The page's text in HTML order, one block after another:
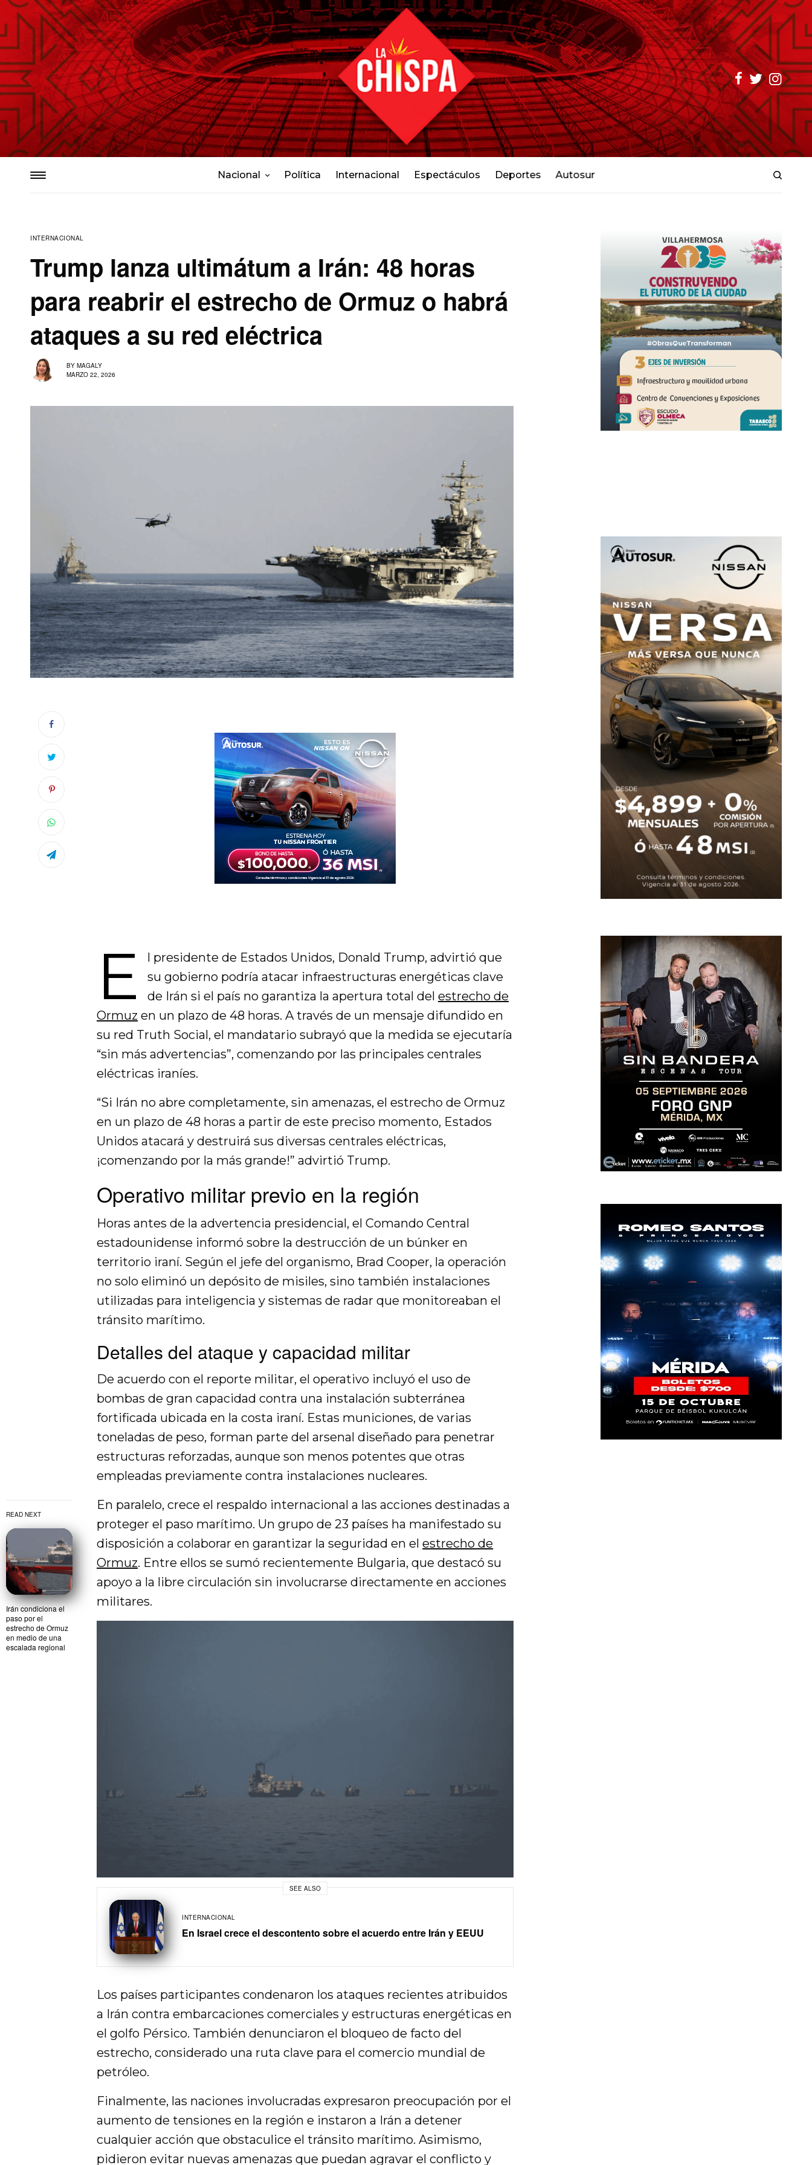
Nacional Política Internacional Espectáculos Deportes Autosur
INTERNACIONAL
Trump lanza ultimátum a Irán: 48 horas
para reabrir el estrecho de Ormuz o habrá
ataques a su red eléctrica
BY MAGALY
MARZO 22, 2026
READ NEXT
Irán condiciona el
paso por el
estrecho de Ormuz
en medio de una
escalada regional
E
l presidente de Estados Unidos, Donald Trump, advirtió que
su gobierno podría atacar infraestructuras energéticas clave
de Irán si el país no garantiza la apertura total delestrecho de
Ormuz en un plazo de 48 horas. A través de un mensaje difundido en
su red Truth Social, el mandatario subrayó que la medida se ejecutaría
“sin más advertencias”, comenzando por las principales centrales
eléctricas iraníes.
“Si Irán no abre completamente, sin amenazas, el estrecho de Ormuz
en un plazo de 48 horas a partir de este preciso momento, Estados
Unidos atacará y destruirá sus diversas centrales eléctricas,
¡comenzando por la más grande!” advirtió Trump.
Operativo militar previo en la región
Horas antes de la advertencia presidencial, el Comando Central
estadounidense informó sobre la destrucción de un búnker en
territorio iraní. Según el jefe del organismo, Brad Cooper, la operación
no solo eliminó un depósito de misiles, sino también instalaciones
utilizadas para inteligencia y sistemas de radar que monitoreaban el
tránsito marítimo.
Detalles del ataque y capacidad militar
De acuerdo con el reporte militar, el operativo incluyó el uso de
bombas de gran capacidad contra una instalación subterránea
fortificada ubicada en la costa iraní. Estas municiones, de varias
toneladas de peso, forman parte del arsenal diseñado para penetrar
estructuras reforzadas, aunque son menos potentes que otras
empleadas previamente contra instalaciones nucleares.
En paralelo, crece el respaldo internacional a las acciones destinadas a
proteger el paso marítimo. Un grupo de 23 países ha manifestado su
disposición a colaborar en garantizar la seguridad en elestrecho de
Ormuz. Entre ellos se sumó recientemente Bulgaria, que destacó su
apoyo a la libre circulación sin involucrarse directamente en acciones
militares.
SEE ALSO
INTERNACIONAL
En Israel crece el descontento sobre el acuerdo entre Irán y EEUU
Los países participantes condenaron los ataques recientes atribuidos
a Irán contra embarcaciones comerciales y estructuras energéticas en
el golfo Pérsico. También denunciaron el bloqueo de facto del
estrecho, considerado una ruta clave para el comercio mundial de
petróleo.
Finalmente, las naciones involucradas expresaron preocupación por el
aumento de tensiones en la región e instaron a Irán a detener
cualquier acción que obstaculice el tránsito marítimo. Asimismo,
pidieron evitar nuevas amenazas que puedan agravar el conflicto y